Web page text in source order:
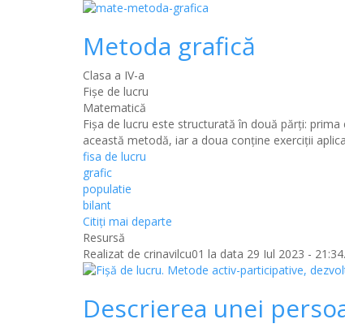
Metoda grafică
Clasa a IV-a
Fișe de lucru
Matematică
Fişa de lucru este structurată în două părţi:
această metodă, iar a doua conţine exerciţii
fisa de lucru
grafic
populatie
bilant
Citiţi mai departe
Resursă
Realizat de crinavilcu01 la data 29 Iul 2023 - 21:34.
Descrierea unei